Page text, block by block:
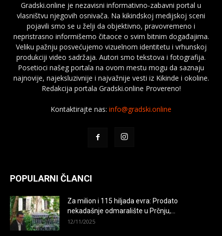
Gradski.online je nezavisni informativno-zabavni portal u
vlasništvu njegovih osnivača. Na kikindskoj medijskoj sceni
pojavili smo se u želji da objektivno, pravovremeno i
nepristrasno informišemo čitaoce o svim bitnim događajima.
Veliku pažnju posvećujemo vizuelnom identitetu i vrhunskoj
produkciji video sadržaja. Autori smo tekstova i fotografija.
Posetioci našeg portala na ovom mestu mogu da saznaju
najnovije, najeksluzivnije i najvažnije vesti iz Kikinde i okoline.
Redakcija portala Gradski.online Provereno!
Kontaktirajte nas: info@gradski.online
POPULARNI ČLANCI
Za milion i 115 hiljada evra: Prodato
nekadašnje odmaralište u Prčnju,...
12/11/2025